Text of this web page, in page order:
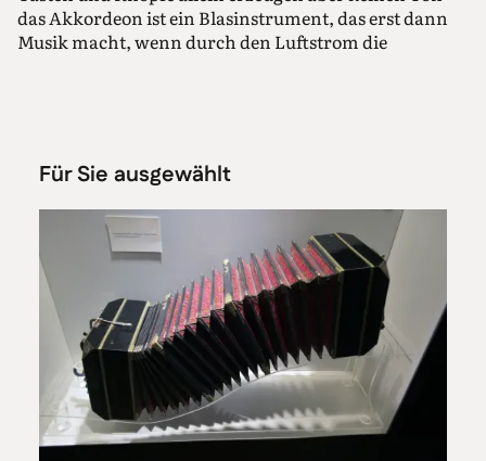
das Akkordeon ist ein Blasinstrument, das erst dann
Musik macht, wenn durch den Luftstrom die
man, ist der Ton einmal angeschlagen, nichts mehr
beeinflussen. Beim Akkordeon sehr wohl, und nicht
nur durch die Arme. Jede Bewegung des Körpers
beeinflusst die Luft im Balg, ob man ein Bein bewegt
oder mit der Schulter gegen das Instrument schlägt.
Und selbst mit einer Bewegung des Brustkorbs kann
man feine Akzente erzeugen.
Mie Miki hat mit vielen Komponisten
zusammengearbeitet, „und weil die oft etwas Spezielles
wollten, zum Beispiel einen Akzent und dann sofort
Pianissimo, musste ich mir etwas einfallen lassen. Ich
habe viel gelernt, was man alles machen und mit dem
Körper beeinflussen kann“.
Für Sie ausgewählt